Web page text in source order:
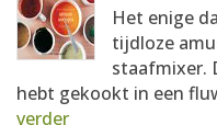
Het enige
tijdloze
staafmixer.
hebt gekookt in een
verder